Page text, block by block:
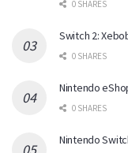
0 SHARES
Switch 2:
0 SHARES
Nintendo
0 SHARES
Nintendo